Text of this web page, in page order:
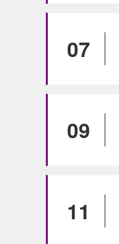
07
09
11